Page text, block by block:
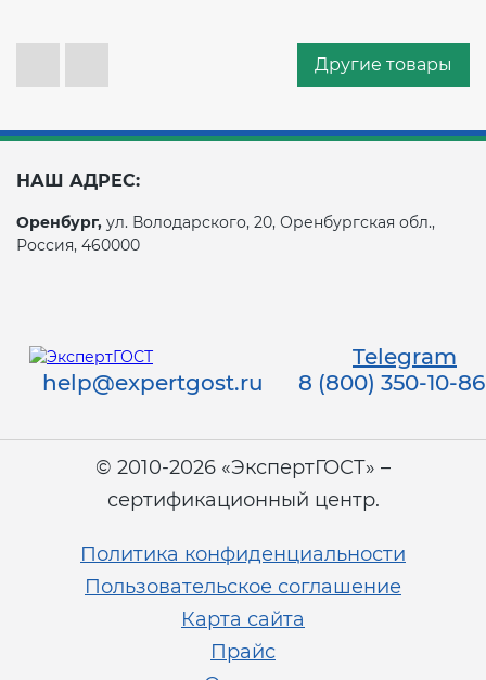
Другие товары
НАШ АДРЕС:
Оренбург, ул. Володарского, 20, Оренбургская обл.,
Россия, 460000
Telegram
help@expertgost.ru
8 (800) 350-10-86
© 2010-2026 «ЭкспертГОСТ» –
сертификационный центр.
Политика конфиденциальности
Пользовательское соглашение
Карта сайта
Прайс